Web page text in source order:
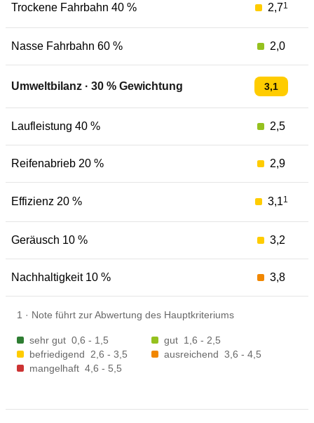
Trockene Fahrbahn 40 % 2,71
Nasse Fahrbahn 60 % 2,0
Umweltbilanz · 30 % Gewichtung 3,1
Laufleistung 40 % 2,5
Reifenabrieb 20 % 2,9
Effizienz 20 % 3,11
Geräusch 10 % 3,2
Nachhaltigkeit 10 % 3,8
1 · Note führt zur Abwertung des Hauptkriteriums
sehr gut 0,6 - 1,5 gut 1,6 - 2,5
befriedigend
2,6 - 3,5 ausreichend 3,6 - 4,5
mangelhaft 4,6 - 5,5